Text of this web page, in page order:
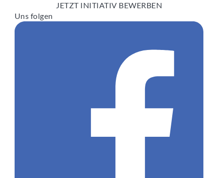
JETZT INITIATIV BEWERBEN
Uns folgen